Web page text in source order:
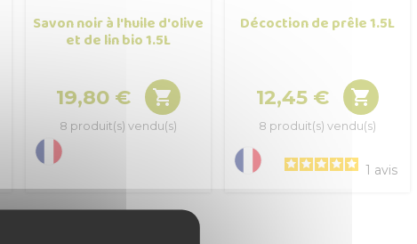
Savon noir à l'huile d'olive
et de lin bio 1.5L
Prix
19,80 € 
8 produit(s) vendu(s)
Décoction de prêle 1.5L
Prix
12,45 € 
8 produit(s) vendu(s)
1 avis